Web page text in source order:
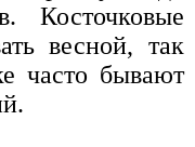
Косточковые
весной, так
часто бывают